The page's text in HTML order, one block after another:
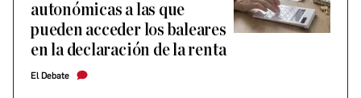
autonómicas a las que
pueden acceder los baleares
en la declaración de la renta
El Debate